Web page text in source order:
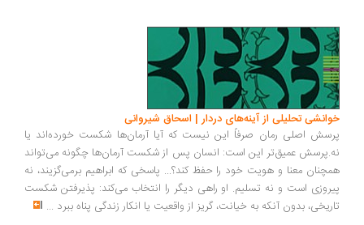
تحلیلی از آینه‌های دردار | اسحاق شیروانی
اصلی رمان صرفاً این نیست که آیا آرمان‌ها شکست خورده‌اند یا
عمیق‌تر این است: انسان پس از شکست آرمان‌ها چگونه می‌تواند
معنا و هویت خود را حفظ کند؟... پاسخی که ابراهیم برمی‌گزیند، نه
است و نه تسلیم. او راهی دیگر را انتخاب می‌کند: پذیرفتن شکست
بدون آنکه به خیانت، گریز از واقعیت یا انکار زندگی پناه ببرد...